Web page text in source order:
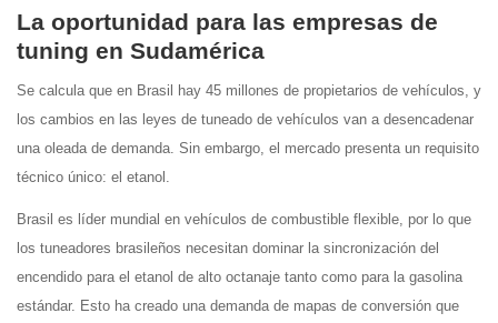
La oportunidad para las empresas de
tuning en Sudamérica
Se calcula que en Brasil hay 45 millones de propietarios de vehículos, y
los cambios en las leyes de tuneado de vehículos van a desencadenar
una oleada de demanda. Sin embargo, el mercado presenta un requisito
técnico único: el etanol.
Brasil es líder mundial en vehículos de combustible flexible, por lo que
los tuneadores brasileños necesitan dominar la sincronización del
encendido para el etanol de alto octanaje tanto como para la gasolina
estándar. Esto ha creado una demanda de mapas de conversión que